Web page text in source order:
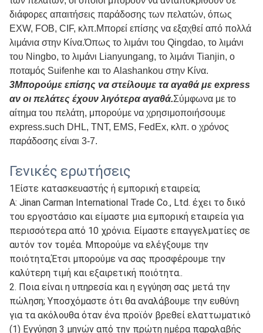
διάφορες απαιτήσεις παράδοσης των πελατών, όπως
EXW, FOB, CIF, κλπ.Μπορεί επίσης να εξαχθεί από πολλά
λιμάνια στην Κίνα.Όπως το λιμάνι του Qingdao, το λιμάνι
του Ningbo, το λιμάνι Lianyungang, το λιμάνι Tianjin, ο
ποταμός Suifenhe και το Alashankou στην Κίνα.
3Μπορούμε επίσης να στείλουμε τα αγαθά με express
αν οι πελάτες έχουν λιγότερα αγαθά.Σύμφωνα με το
αίτημα του πελάτη, μπορούμε να χρησιμοποιήσουμε
express.such DHL, TNT, EMS, FedEx, κλπ. ο χρόνος
παράδοσης είναι 3-7.
Γενικές ερωτήσεις
1Είστε κατασκευαστής ή εμπορική εταιρεία;
Α: Jinan Carman International Trade Co., Ltd. έχει το δικό
του εργοστάσιο και είμαστε μια εμπορική εταιρεία για
περισσότερα από 10 χρόνια. Είμαστε επαγγελματίες σε
αυτόν τον τομέα. Μπορούμε να ελέγξουμε την
ποιότητα,Έτσι μπορούμε να σας προσφέρουμε την
καλύτερη τιμή και εξαιρετική ποιότητα..
2. Ποια είναι η υπηρεσία και η εγγύηση σας μετά την
πώληση; Υποσχόμαστε ότι θα αναλάβουμε την ευθύνη
για τα ακόλουθα όταν ένα προϊόν βρεθεί ελαττωματικό
(1) Εγγύηση 3 μηνών από την πρώτη ημέρα παραλαβής